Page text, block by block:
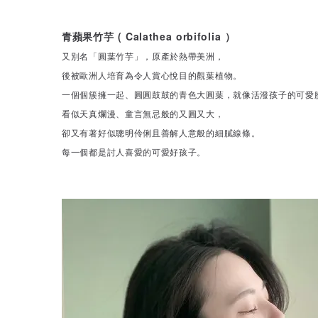
青蘋果竹芋 ( Calathea orbifolia ）
又別名「圓葉竹芋」，原產於熱帶美洲，
後被歐洲人培育為令人賞心悅目的觀葉植物。
一個個簇擁一起、圓圓鼓鼓的青色大圓葉，就像活潑孩子的可愛
看似天真爛漫、童言無忌般的又圓又大，
卻又有著好似聰明伶俐且善解人意般的細膩線條。
每一個都是討人喜愛的可愛好孩子。